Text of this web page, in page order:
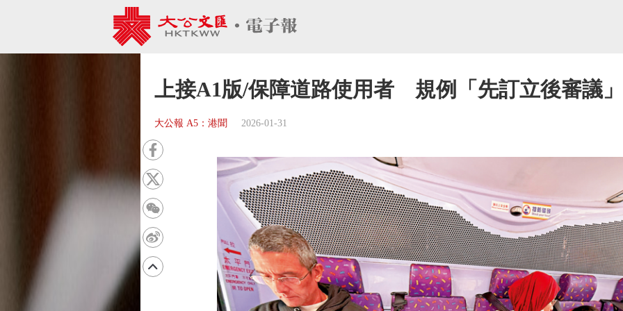
上接A1版/保障道路使用者 規例「先訂立後審議」
大公報 A5：港聞 2026-01-31